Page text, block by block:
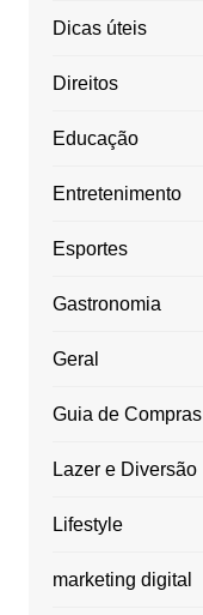
Dicas úteis
Direitos
Educação
Entretenimento
Esportes
Gastronomia
Geral
Guia de Compras
Lazer e Diversão
Lifestyle
marketing digital